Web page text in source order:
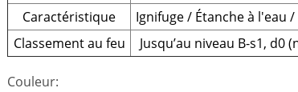
Caractéristique
Ignifuge / Étanche à l'eau
Classement au feu
Jusqu’au niveau B-s1,
Couleur: